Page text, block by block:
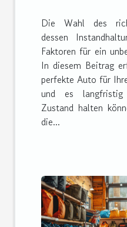
Die Wahl des
dessen
Faktoren für ein
In diesem Beitrag
perfekte Auto für
und es
Zustand halten
die...